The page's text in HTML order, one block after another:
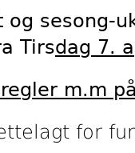
sesong-
Tirsdag 7.
m.m på
for